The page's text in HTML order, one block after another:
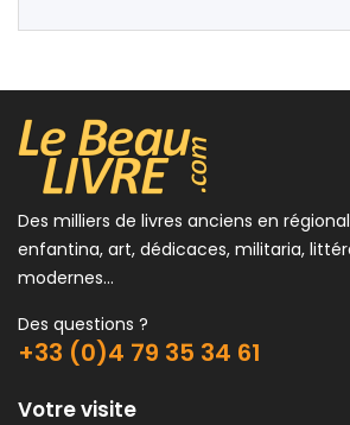
Des milliers de livres anciens en
enfantina, art, dédicaces, militaria,
modernes...
Des questions ?
+33 (0)4 79 35 34 61
Votre visite